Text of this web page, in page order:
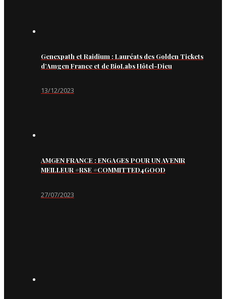
Genexpath et Raidium : Lauréats des Golden Tickets
d’Amgen France et de BioLabs Hôtel-Dieu
13/12/2023
AMGEN FRANCE : ENGAGES POUR UN AVENIR
MEILLEUR #RSE #COMMITTED4GOOD
27/07/2023